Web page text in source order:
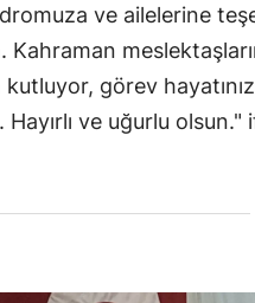
ve ailelerine
Kahraman
görev
Hayırlı ve uğurlu olsun."